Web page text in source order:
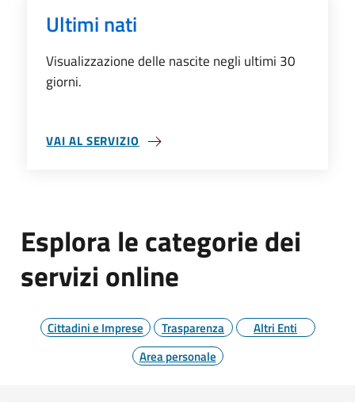
Ultimi nati
Visualizzazione delle nascite negli ultimi 30
giorni.
VAI AL SERVIZIO
SU ULTIMI NATI
Esplora le categorie dei
servizi online
Cittadini e Imprese Trasparenza
Altri Enti
Area personale